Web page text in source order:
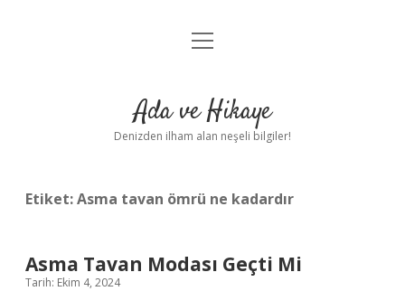
Anasayfa
Yasal Uyarı
menüyü
Ada ve Hikaye
Denizden ilham alan neşeli bilgiler!
Etiket:Asma tavan ömrü ne kadardır
Asma Tavan Modası Geçti Mi
Tarih: Ekim 4, 2024